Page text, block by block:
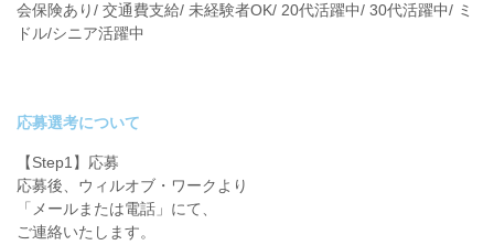
会保険あり/ 交通費支給/ 未経験者OK/ 20代活躍中/ 30代活躍中/ ミ
ドル/シニア活躍中
応募選考について
【Step1】応募
応募後、ウィルオブ・ワークより
「メールまたは電話」にて、
ご連絡いたします。